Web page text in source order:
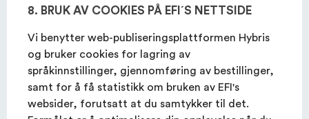
8. BRUK AV COOKIES PÅ EFI´S NETTSIDE
Vi benytter web-publiseringsplattformen Hybris
og bruker cookies for lagring av
språkinnstillinger, gjennomføring av bestillinger,
samt for å få statistikk om bruken av EFI's
websider, forutsatt at du samtykker til det.